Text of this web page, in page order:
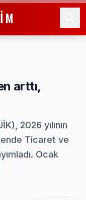
arttı,
2026 yılının
Ticaret ve
Ocak